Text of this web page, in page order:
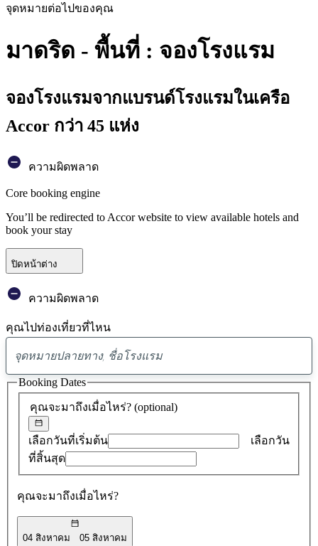
จุดหมายต่อไปของคุณ
มาดริด - พื้นที่ : จองโรงแรม
จองโรงแรมจากแบรนด์โรงแรมในเครือ
Accor กว่า 45 แห่ง
ความผิดพลาด
Core booking engine
You’ll be redirected to Accor website to view available hotels and
book your stay
ปิดหน้าต่าง
ความผิดพลาด
คุณไปท่องเที่ยวที่ไหน
พบ
ข้อ
เสนอ
0
คุณจะมาถึงเมื่อไหร่? (optional)
เลือกวันที่เริ่มต้น
เลือกวัน
ที่สิ้นสุด
คุณจะมาถึงเมื่อไหร่?
04 สิงหาคม 05 สิงหาคม
Booking Dates